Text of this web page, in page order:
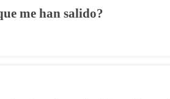
me han salido?